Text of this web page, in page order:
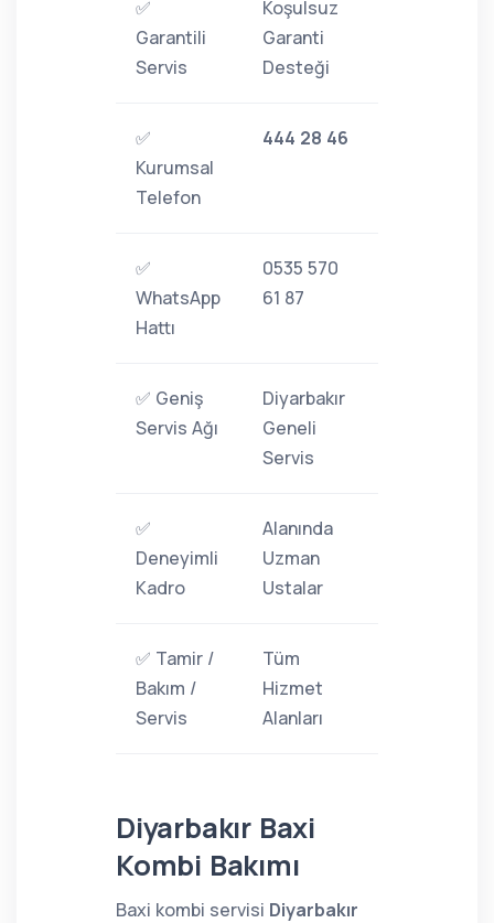
✅
Garantili
Servis
Koşulsuz
Garanti
Desteği
✅
Kurumsal
Telefon
444 28 46
✅
WhatsApp
Hattı
0535 570
61 87
✅ Geniş
Servis Ağı
Diyarbakır
Geneli
Servis
✅
Deneyimli
Kadro
Alanında
Uzman
Ustalar
✅ Tamir /
Bakım /
Servis
Tüm
Hizmet
Alanları
Diyarbakır Baxi
Kombi Bakımı
Baxi kombi servisi Diyarbakır